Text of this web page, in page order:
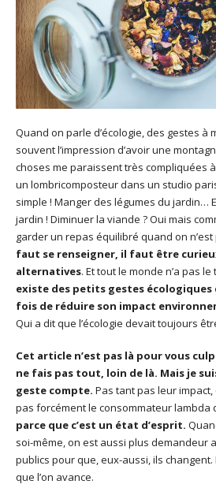
Quand on parle d’écologie, des gestes à
souvent l’impression d’avoir une
choses me paraissent très compliquées
un lombricomposteur dans un studio
simple ! Manger des légumes du jardin…
jardin ! Diminuer la viande ? Oui mais
garder un repas équilibré quand on
faut se renseigner, il faut être
alternatives. Et tout le monde n’a pas
existe des petits gestes
fois de réduire son impact
Qui a dit que l’écologie devait toujours
Cet article n’est pas là pour vous
ne fais pas tout, loin de là. Mais je
geste compte. Pas tant pas leur
pas forcément le consommateur lambda
parce que c’est un état d’esprit.
soi-même, on est aussi plus demandeur
publics pour que, eux-aussi, ils changent.
que l’on avance.